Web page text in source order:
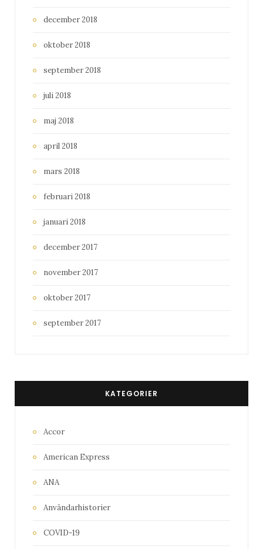
december 2018
oktober 2018
september 2018
juli 2018
maj 2018
april 2018
mars 2018
februari 2018
januari 2018
december 2017
november 2017
oktober 2017
september 2017
KATEGORIER
Accor
American Express
ANA
Användarhistorier
COVID-19